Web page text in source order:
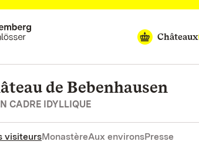
Châteaux
de Bebenhausen
CADRE IDYLLIQUE
visiteursMonastèreAux environsPresse